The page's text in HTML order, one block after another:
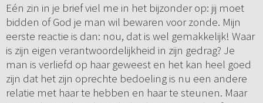
Eén zin in je brief viel me in het bijzonder op: jij moet
bidden of God je man wil bewaren voor zonde. Mijn
eerste reactie is dan: nou, dat is wel gemakkelijk! Waar
is zijn eigen verantwoordelijkheid in zijn gedrag? Je
man is verliefd op haar geweest en het kan heel goed
zijn dat het zijn oprechte bedoeling is nu een andere
relatie met haar te hebben en haar te steunen. Maar